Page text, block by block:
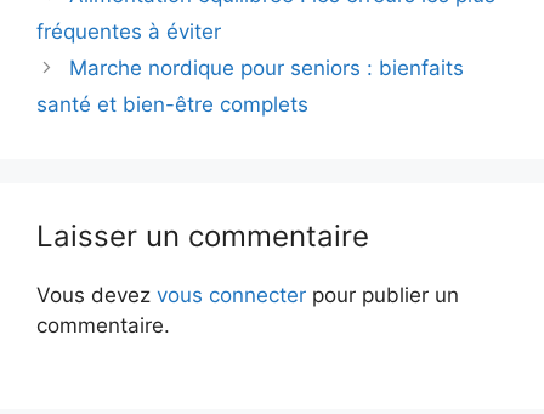
fréquentes à éviter
Marche nordique pour seniors : bienfaits
santé et bien-être complets
Laisser un commentaire
Vous devez vous connecter pour publier un
commentaire.